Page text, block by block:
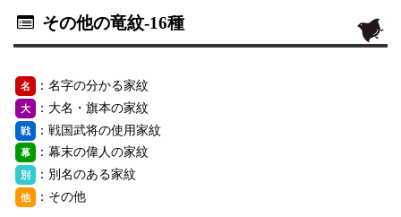
その他の竜紋-16種
名 ：名字の分かる家紋
大 ：大名・旗本の家紋
戦 ：戦国武将の使用家紋
幕 ：幕末の偉人の家紋
別 ：別名のある家紋
他 ：その他